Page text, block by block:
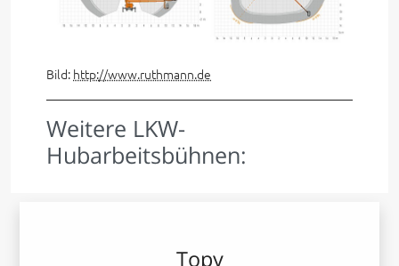
Bild: http://www.ruthmann.de
Weitere LKW-
Hubarbeitsbühnen:
Topy